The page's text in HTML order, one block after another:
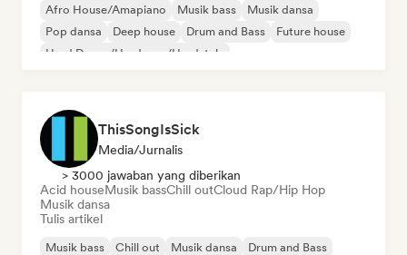
Afro House/Amapiano Musik bass
Musik dansa
Pop dansa
Deep house Drum and Bass
Future house
Hard Dance/Hardcore/Hardstyle
ThisSongIsSick
Media/Jurnalis
> 3000 jawaban yang diberikan
Acid houseMusik bassChill outCloud Rap/Hip Hop
Musik dansa
Tulis artikel
Musik bass Chill out Musik dansa
Drum and Bass